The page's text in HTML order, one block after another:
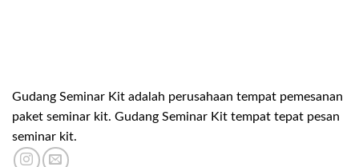
Gudang Seminar Kit adalah perusahaan tempat pemesanan
paket seminar kit. Gudang Seminar Kit tempat tepat pesan
seminar kit.